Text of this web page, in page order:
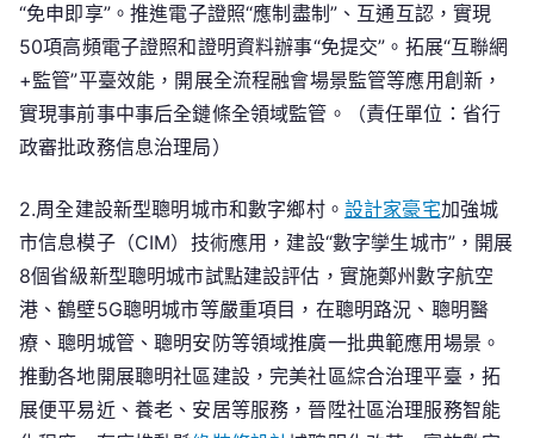
“免申即享”。推進電子證照“應制盡制”、互通互認，實現
50項高頻電子證照和證明資料辦事“免提交”。拓展“互聯網
+監管”平臺效能，開展全流程融會場景監管等應用創新，
實現事前事中事后全鏈條全領域監管。（責任單位：省行
政審批政務信息治理局）
2.周全建設新型聰明城市和數字鄉村。 設計家豪宅加強城
市信息模子（CIM）技術應用，建設“數字孿生城市”，開展
8個省級新型聰明城市試點建設評估，實施鄭州數字航空
港、鶴壁5G聰明城市等嚴重項目，在聰明路況、聰明醫
療、聰明城管、聰明安防等領域推廣一批典範應用場景。
推動各地開展聰明社區建設，完美社區綜合治理平臺，拓
展便平易近、養老、安居等服務，晉陞社區治理服務智能